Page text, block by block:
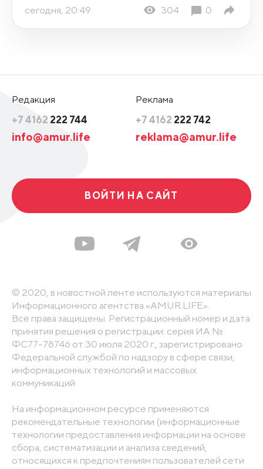
сегодня, 20:49 304 0
Редакция
+7 4162 222 744
info@amur.life
Реклама
+7 4162 222 742
reklama@amur.life
ВОЙТИ НА САЙТ
© 2020, в новостной ленте используются материалы
Информационного агентства «AMUR.LIFE».
Все права защищены. Регистрационный номер и дата
принятия решения о регистрации: серия ИА №
ФС77-78746 от 30 июля 2020 г., зарегистрировано
Федеральной службой по надзору в сфере связи,
информационных технологий и массовых
коммуникаций
На информационном ресурсе применяются
рекомендательные технологии (информационные
технологии предоставления информации на основе
сбора, систематизации и анализа сведений,
относящихся к предпочтениям пользователей сети